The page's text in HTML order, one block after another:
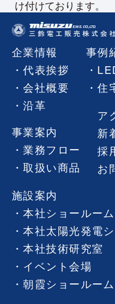
け付けております。
企業情報
代表挨拶
会社概要
沿革
事例
住
事業案内
業務フロー
取扱い商品
ア
新
採
お
施設案内
本社ショールーム
本社太陽光発電
本社技術研究室
イベント会場
朝霞ショールーム